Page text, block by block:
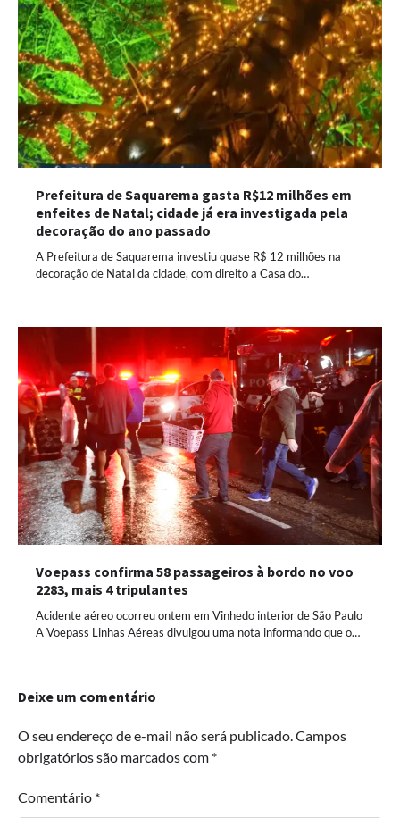
Prefeitura de Saquarema gasta R$12 milhões em
enfeites de Natal; cidade já era investigada pela
decoração do ano passado
A Prefeitura de Saquarema investiu quase R$ 12 milhões na
decoração de Natal da cidade, com direito a Casa do…
Voepass confirma 58 passageiros à bordo no voo
2283, mais 4 tripulantes
Acidente aéreo ocorreu ontem em Vinhedo interior de São Paulo
A Voepass Linhas Aéreas divulgou uma nota informando que o…
Deixe um comentário
O seu endereço de e-mail não será publicado. Campos
obrigatórios são marcados com *
Comentário *